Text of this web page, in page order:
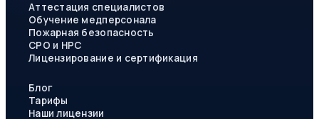
Аттестация специалистов
Обучение медперсонала
Пожарная безопасность
СРО и НРС
Лицензирование и сертификация
Блог
Тарифы
Наши лицензии